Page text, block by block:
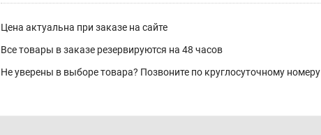
Цена актуальна при заказе на сайте
Все товары в заказе резервируются на 48 часов
Не уверены в выборе товара? Позвоните по круглосуточному номеру